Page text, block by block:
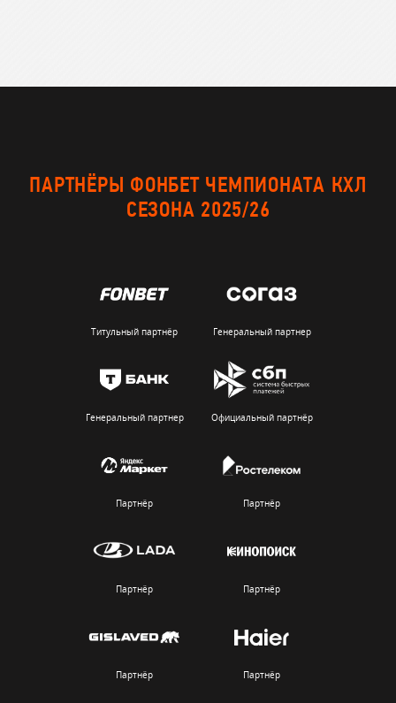
ПАРТНЁРЫ ФОНБЕТ ЧЕМПИОНАТА КХЛ
СЕЗОНА 2025/26
Титульный партнёр Генеральный партнер
Генеральный партнер Официальный партнёр
Партнёр Партнёр
Партнёр Партнёр
Партнёр Партнёр